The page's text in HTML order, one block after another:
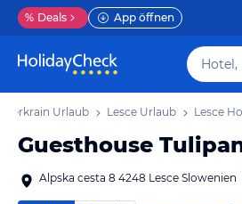
% Deals App öffnen
Urlaub Lesce Urlaub Lesce
Guesthouse
Alpska cesta 8 4248 Lesce Slowenien